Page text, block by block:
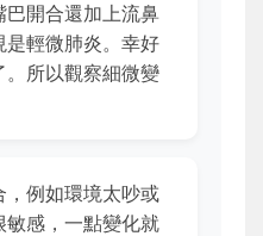
開合還加上流鼻
輕微肺炎。幸好
所以觀察細微變
，例如環境太吵或
感，一點變化就